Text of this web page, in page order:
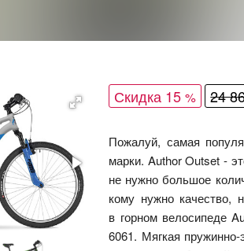
Скидка 15% 24
Пожалуй, самая
марки. Author Outset -
не нужно большое
кому нужно качество,
в горном велосипеде
6061. Мягкая пружинно-